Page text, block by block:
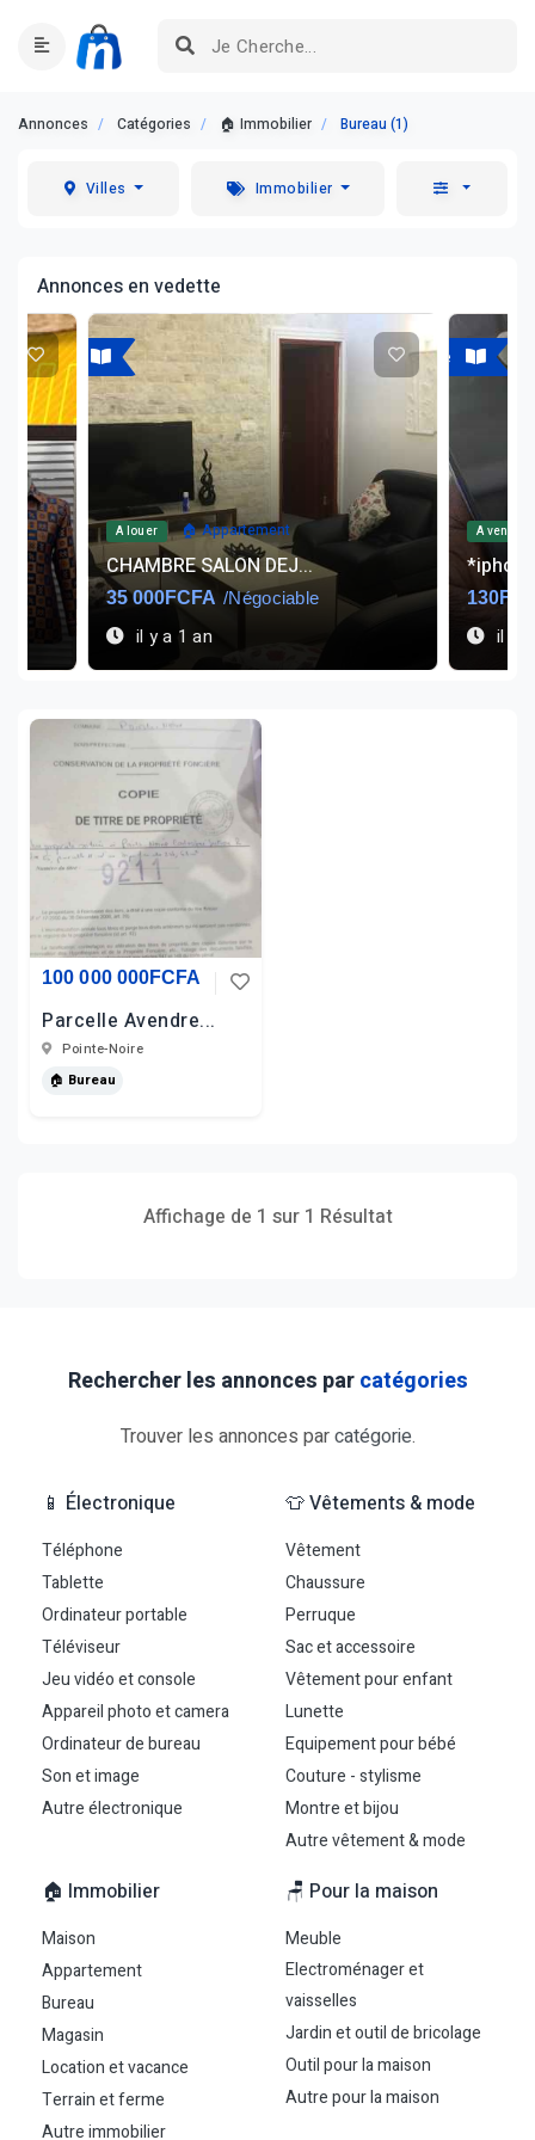
Annonces Catégories 🏠 Immobilier Bureau (1)
Villes Immobilier
Annonces en vedette
A louer
A louer 🏠 Appartement
CHAMBRE SALON DEJ...
35 000FCFA /Négociable
il y a 1 an
A vendre
A vendre
il y
100 000 000FCFA
Parcelle Avendre...
Pointe-Noire
🏠 Bureau
Affichage de 1 sur 1 Résultat
Rechercher les annonces parcatégories
Trouver les annonces parcatégorie.
📱 Électronique
Téléphone
Tablette
Ordinateur portable
Téléviseur
Jeu vidéo et console
Appareil photo et camera
Ordinateur de bureau
Son et image
Autre électronique
👕 Vêtements & mode
Vêtement
Chaussure
Perruque
Sac et accessoire
Vêtement pour enfant
Lunette
Equipement pour bébé
Couture - stylisme
Montre et bijou
Autre vêtement & mode
🏠 Immobilier
Maison
Appartement
Bureau
Magasin
Location et vacance
Terrain et ferme
Autre immobilier
🪑 Pour la maison
Meuble
Electroménager et
vaisselles
Jardin et outil de bricolage
Outil pour la maison
Autre pour la maison